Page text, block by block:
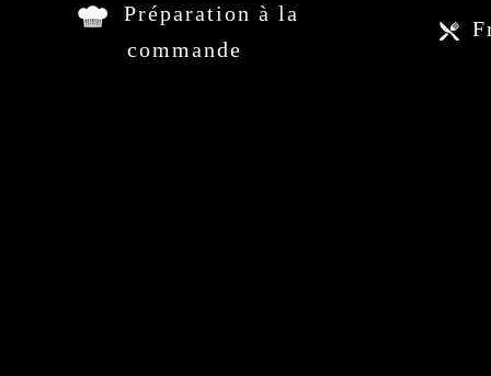
Préparation à la
commande